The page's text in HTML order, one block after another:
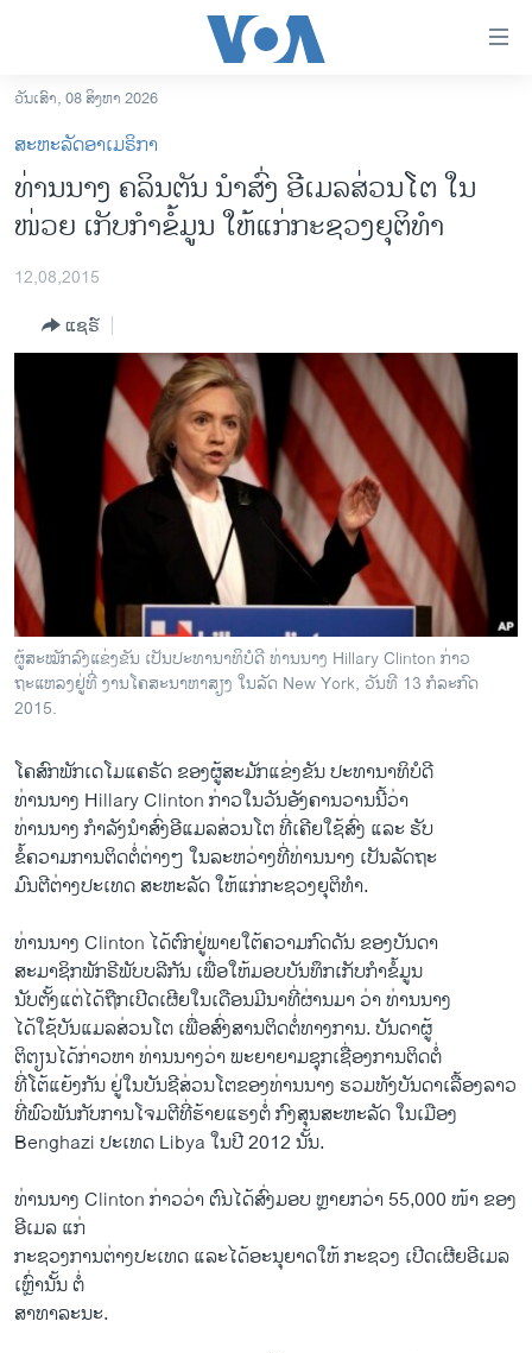
ເຂົ້າ
ຫາ
ຂ້າມ
ຂ້າມ
ຂ້າມ
ຫາ
ລາວ
ອາເມຣິກາ
ການເລືອກຕັ້ງ ປະທານາທີບໍດີ ສະຫະລັດ 2024
ຂ່າວ​ຈີນ
ໂລກ
ອິດສະຫຼະພາບດ້ານການຂ່າວ
ຊີວິດຊາວລາວ
ຊຸມຊົນຊາວລາວ
ວິທະຍາສາດ-ເທັກໂນໂລຈີ
ທຸລະກິດ
ພາສາອັງກິດ
ວີດີໂອ
ສຽງ
ລາຍການກະຈາຍສຽງ
ລາຍງານ
ຕິດຕາມພວກເຮົາ ທີ່
ພາສາຕ່າງໆ
ວັນເສົາ, 08 ສິງຫາ 2026
ສະຫະລັດອາເມຣິກາ
ທ່ານນາງ ຄລິນຕັນ ນຳສົ່ງ ອີເມລສ່ວນໂຕ ໃນ
ໜ່ວຍ ເກັບກຳຂໍ້ມູນ ໃຫ້ແກ່ກະຊວງ​ຍຸຕິ​ທຳ
12,08,2015
ແຊຣ໌
ຜູ້ສະໝັກລົງແຂ່ງຂັນ ເປັນປະທານາທິບໍດີ ທ່ານນາງ Hillary Clinton ກ່າວ
ຖະແຫລງຢູ່ທີ່ ງານໂຄສະນາຫາສຽງ ໃນລັດ New York, ວັນທີ 13 ກໍລະກົດ
2015.
ໂຄສົກ​ພັກ​ເດ​ໂມ​ແຄຣັດ ຂອງ​ຜູ້​ສະມັກ​ແຂ່ງຂັນ ປະທານາທິບໍດີ
ທ່ານ​ນາງ Hillary Clinton ກ່າວ​ໃນ​ວັນ​ອັງຄານ​ວານ​ນີ້​ວ່າ
ທ່ານ​ນາງ ກຳລັງນຳ​ສົ່ງ​ອີ​ແມ​ລສ່ວນ​ໂຕ ທີ່​ເຄີ​ຍ​ໃຊ້​ສົ່ງ ​ແລະ​ ຮັບ
ຂໍ້ຄວາມ​ການ​ຕິດ​ຕໍ່​ຕ່າງໆ ​ໃນ​ລະຫວ່າງ​ທີ່ທ່ານ​ນາງ ​ເປັນລັດຖະ
ມົນຕີຕ່າງປະ​ເທດ ສະຫະລັດ ​ໃຫ້​ແກ່ກະຊວງ​ຍຸຕິ​ທຳ.
ທ່ານນາງ Clinton ​ໄດ້​ຕົກຢູ່​ພາຍ​ໃຕ້​ຄວາມ​ກົດ​ດັນ​ ຂອງ​ບັນດາ
​ສະມາຊິກ​ພັກ​ຣີພັບ​ບລີກັນ ເພື່ອ​ໃຫ້​ມອບ​ບັນ​ທຶກ​ເກັບກຳ​ຂໍ້​ມູນ
ນັບຕັ້ງ​ແຕ່​ໄດ້​ຖືກ​ເປີດ​ເຜີຍໃນ​ເດືອນ​ມີນາທີ່​ຜ່ານ​ມາ​ ວ່າ ທ່ານ​ນາງ
​ໄດ້​ໃຊ້​ບັນ​ແມ​ລສ່ວນ​ໂຕ ​ເພື່ອ​ສົ່ງ​ສານຕິດ​ຕໍ່​ທາງການ. ບັນດາ​ຜູ້​
ຕິຕຽນ​ໄດ້​ກ່າວ​ຫາ ທ່ານ​ນາງວ່າ ພະຍາຍາມ​ຊຸກ​ເຊື່ອງ​ການ​ຕິດ​ຕໍ່
​ທີ່ໂຕ້​ແຍ້​ງກັນ ຢູ່​ໃນ​ບັນຊີ​ສ່ວນ​ໂ​ຕ​ຂອງ​ທ່ານນາງ ຮວມທັງ​ບັນດາ​ເລື້ອງ​ລາວ​
ທີ່​ພົວພັນ​ກັບ​ການ​ໂຈມ​ຕີ​ທີ່​ຮ້າຍ​ແຮງ​ຕໍ່ ກົງ​ສຸນ​ສະຫະລັດ ​ໃນ​ເມືອງ
Benghazi ​ປະ​ເທດ​ Libya ​ໃນ​ປີ 2012 ນັ້ນ.
ທ່ານ​ນາງ Clinton ກ່າວ​ວ່າ ຕົນໄດ້​ສົ່ງມອບ ຫຼາຍກວ່າ 55,000 ໜ້າ​ ຂອງ​
ອີເມ​ລ ​ແກ່
ກະຊວງ​ການຕ່າງປະ​ເທດ ​ແລະ​ໄດ້​ອະນຸຍາດ​ໃຫ້ ກະຊວງ ​ເປີດ​ເຜີຍ​ອີ​ເມລ​
ເຫຼົ່ານັ້ນ ຕໍ່
ສາທາລະນະ​.